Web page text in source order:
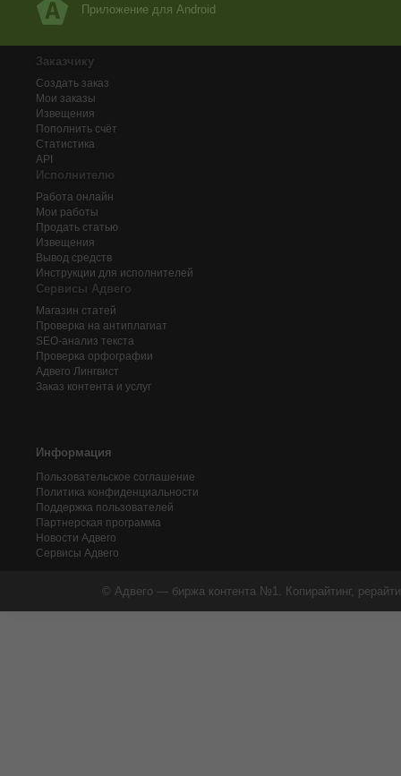
Приложение для Android
Заказчику
Создать заказ
Мои заказы
Извещения
Пополнить счёт
Статистика
API
Исполнителю
Работа онлайн
Мои работы
Продать статью
Извещения
Вывод средств
Инструкции для исполнителей
Сервисы Адвего
Магазин статей
Проверка на антиплагиат
SEO-анализ текста
Проверка орфографии
Адвего Лингвист
Заказ контента и услуг
Информация
Пользовательское соглашение
Политика конфиденциальности
Поддержка пользователей
Партнерская программа
Новости Адвего
Сервисы Адвего
© Адвего — биржа контента №1. Копирайтинг,